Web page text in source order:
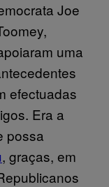
Joe
uma
efectuadas
Era a
possa
, graças, em